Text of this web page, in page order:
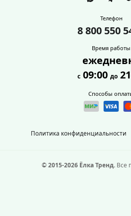
Политика конфиденциальности
Телефон
8 800 550
Время работы
с 09:00 до
Способы
© 2015-2026 Ёлка Тренд. Все